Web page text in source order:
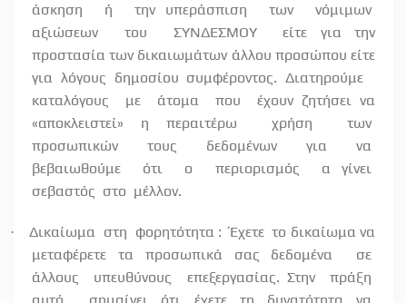
άσκηση
ή την υπεράσπιση των
νόμιμων
αξιώσεων
του ΣΥΝΔΕΣΜΟΥ
είτε για την
προστασία των δικαιωμάτων άλλου προσώπου είτε
για λόγους δημοσίου συμφέροντος. Διατηρούμε
καταλόγους
με άτομα που
έχουν ζητήσει να
«αποκλειστεί» η περαιτέρω
χρήση
των
προσωπικών
τους δεδομένων για
να
βεβαιωθούμε
ότι ο περιορισμός
α γίνει
σεβαστός στο μέλλον.
· Δικαίωμα στη φορητότητα : Έχετε το δικαίωμα να
μεταφέρετε τα προσωπικά σας δεδομένα
σε
άλλους
υπευθύνους επεξεργασίας. Στην
πράξη